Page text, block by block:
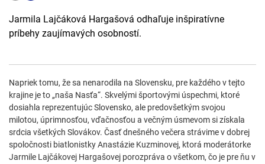
Jarmila Lajčáková Hargašová odhaľuje inšpiratívne
príbehy zaujímavých osobností.
Napriek tomu, že sa nenarodila na Slovensku, pre každého v tejto
krajine je to „naša Nasťa“. Skvelými športovými úspechmi, ktoré
dosiahla reprezentujúc Slovensko, ale predovšetkým svojou
milotou, úprimnosťou, vďačnosťou a večným úsmevom si získala
srdcia všetkých Slovákov. Časť dnešného večera strávime v dobrej
spoločnosti biatlonistky Anastázie Kuzminovej, ktorá moderátorke
Jarmile Lajčákovej Hargašovej porozpráva o všetkom, čo je pre ňu v